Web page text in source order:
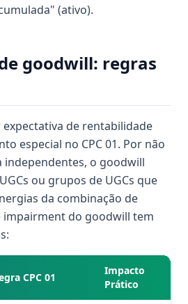
(ativo).
goodwill: regras
de rentabilidade
especial no CPC 01. Por não
independentes, o goodwill
ou grupos de UGCs que
da combinação de
impairment do goodwill tem
CPC 01
Impacto
Prático